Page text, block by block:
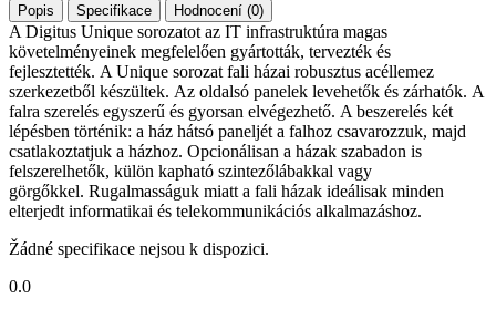
Popis Specifikace Hodnocení (0)
A Digitus Unique sorozatot az IT infrastruktúra magas
követelményeinek megfelelően gyártották, tervezték és
fejlesztették. A Unique sorozat fali házai robusztus acéllemez
szerkezetből készültek. Az oldalsó panelek levehetők és zárhatók. A
falra szerelés egyszerű és gyorsan elvégezhető. A beszerelés két
lépésben történik: a ház hátsó paneljét a falhoz csavarozzuk, majd
csatlakoztatjuk a házhoz. Opcionálisan a házak szabadon is
felszerelhetők, külön kapható szintezőlábakkal vagy
görgőkkel. Rugalmasságuk miatt a fali házak ideálisak minden
elterjedt informatikai és telekommunikációs alkalmazáshoz.
Žádné specifikace nejsou k dispozici.
0.0